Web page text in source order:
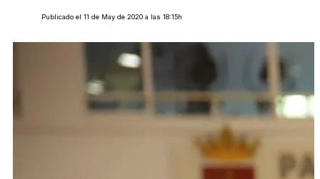
Publicado el 11 de May de 2020 a las 18:15h